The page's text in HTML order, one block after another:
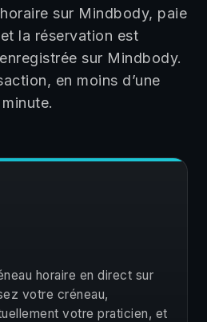
sur Mindbody, paie
la réservation est
sur Mindbody.
en moins d’une
minute.
horaire en direct sur
votre créneau,
votre praticien, et